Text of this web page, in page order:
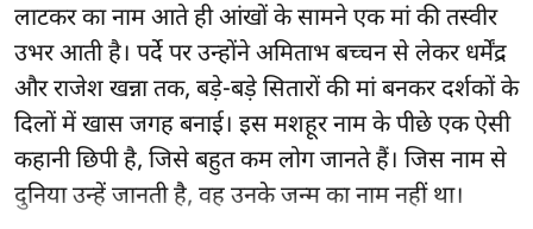
लाटकर का नाम आते ही आंखों के सामने एक मां की तस्वीर
उभर आती है। पर्दे पर उन्होंने अमिताभ बच्चन से लेकर धर्मेंद्र
और राजेश खन्ना तक, बड़े-बड़े सितारों की मां बनकर दर्शकों के
दिलों में खास जगह बनाई। इस मशहूर नाम के पीछे एक ऐसी
कहानी छिपी है, जिसे बहुत कम लोग जानते हैं। जिस नाम से
दुनिया उन्हें जानती है, वह उनके जन्म का नाम नहीं था।